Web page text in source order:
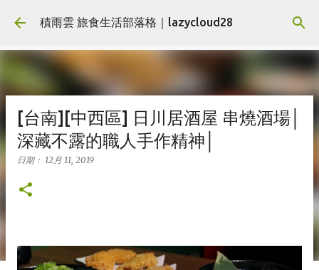
跳到主要內容
積雨雲 旅食生活部落格｜lazycloud28
[台南][中西區] 日川居酒屋 串燒酒場│
深藏不露的職人手作精神│
日期： 12月 11, 2019